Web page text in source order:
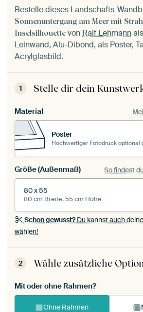
Bestelle dieses Landschafts-
Sonnenuntergang am Meer mit
Inselsilhouette vonRalf Lehmann
Leinwand, Alu-Dibond, als Poster,
Acrylglasbild.
1 Stelle dir dein
Material
Poster
Hochwertiger Fotodruck optional
Größe (Außenmaß) So findest
80 x 55
80 cm Breite, 55 cm Höhe
Schon gewusst?Du kannst auch
wählen!
2 Wähle zusätzliche
Mit oder ohne Rahmen?
Ohne Rahmen